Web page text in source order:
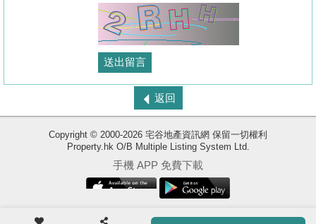
ENG
返回
Copyright © 2000-2026 宅谷地產資訊網 保留一切權利
Property.hk O/B Multiple Listing System Ltd.
手機 APP 免費下載